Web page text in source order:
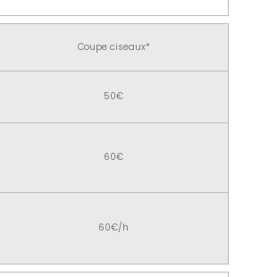
Coupe ciseaux*
50€
60€
60€/h